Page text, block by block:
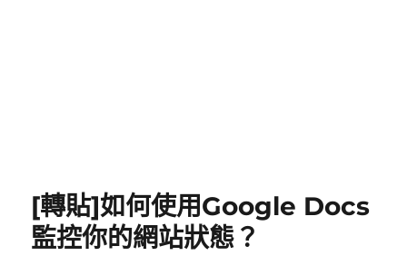
[轉貼]如何使用Google Docs
監控你的網站狀態？